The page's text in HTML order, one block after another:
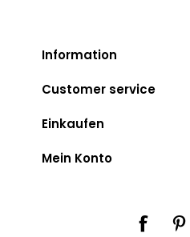
Information
Customer service
Einkaufen
Mein Konto